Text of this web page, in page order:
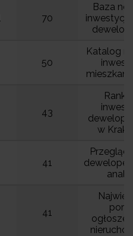
70
Baza
inwestycji.
50
Katalog
43
w
41
Przegląd
41